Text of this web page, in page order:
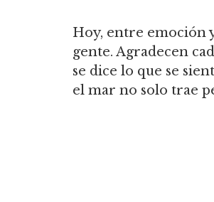
Hoy, entre emoción
gente. Agradecen
se dice lo que se
el mar no solo trae